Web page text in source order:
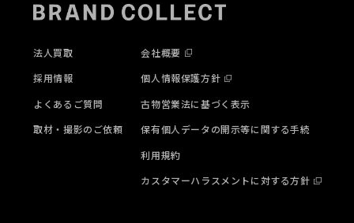
法人買取
採用情報
よくあるご質問
取材・撮影のご依頼
会社概要
個人情報保護方針
古物営業法に基づく表示
保有個人データの開示等に関する手続
利用規約
カスタマーハラスメントに対する方針